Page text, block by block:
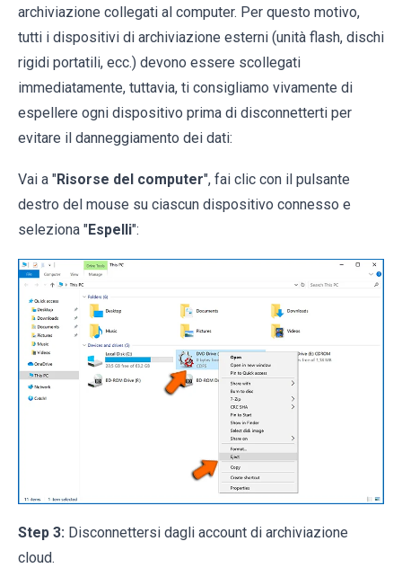
archiviazione collegati al computer. Per questo motivo,
tutti i dispositivi di archiviazione esterni (unità flash, dischi
rigidi portatili, ecc.) devono essere scollegati
immediatamente, tuttavia, ti consigliamo vivamente di
espellere ogni dispositivo prima di disconnetterti per
evitare il danneggiamento dei dati:
Vai a "Risorse del computer", fai clic con il pulsante
destro del mouse su ciascun dispositivo connesso e
seleziona "Espelli":
Step 3: Disconnettersi dagli account di archiviazione
cloud.